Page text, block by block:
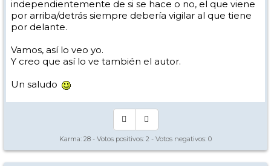
independientemente de si se hace o no, el que viene
por arriba/detrás siempre debería vigilar al que tiene
por delante.
Vamos, así lo veo yo.
Y creo que así lo ve también el autor.
Un saludo
Karma: 28 - Votos positivos: 2 - Votos negativos: 0